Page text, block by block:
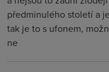
předminulého století a
tak je to s ufonem,
ne